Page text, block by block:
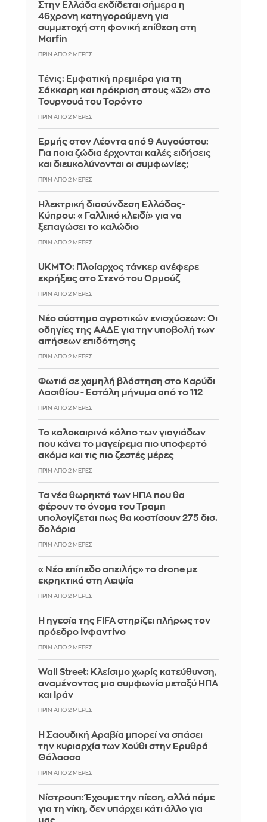
Στην Ελλάδα εκδίδεται σήμερα η
46χρονη κατηγορούμενη για
συμμετοχή στη φονική επίθεση στη
Marfin
ΠΡΙΝ ΑΠΌ 2 ΜΈΡΕΣ
Tένις: Εμφατική πρεμιέρα για τη
Σάκκαρη και πρόκριση στους «32» στο
Τουρνουά του Τορόντο
ΠΡΙΝ ΑΠΌ 2 ΜΈΡΕΣ
Ερμής στον Λέοντα από 9 Αυγούστου:
Για ποια ζώδια έρχονται καλές ειδήσεις
και διευκολύνονται οι συμφωνίες;
ΠΡΙΝ ΑΠΌ 2 ΜΈΡΕΣ
Ηλεκτρική διασύνδεση Ελλάδας-
Κύπρου: «Γαλλικό κλειδί» για να
ξεπαγώσει το καλώδιο
ΠΡΙΝ ΑΠΌ 2 ΜΈΡΕΣ
UKMTO: Πλοίαρχος τάνκερ ανέφερε
εκρήξεις στο Στενό του Ορμούζ
ΠΡΙΝ ΑΠΌ 2 ΜΈΡΕΣ
Νέο σύστημα αγροτικών ενισχύσεων: Οι
οδηγίες της ΑΑΔΕ για την υποβολή των
αιτήσεων επιδότησης
ΠΡΙΝ ΑΠΌ 2 ΜΈΡΕΣ
Φωτιά σε χαμηλή βλάστηση στο Καρύδι
Λασιθίου - Εστάλη μήνυμα από το 112
ΠΡΙΝ ΑΠΌ 2 ΜΈΡΕΣ
Το καλοκαιρινό κόλπο των γιαγιάδων
που κάνει το μαγείρεμα πιο υποφερτό
ακόμα και τις πιο ζεστές μέρες
ΠΡΙΝ ΑΠΌ 2 ΜΈΡΕΣ
Τα νέα θωρηκτά των ΗΠΑ που θα
φέρουν το όνομα του Τραμπ
υπολογίζεται πως θα κοστίσουν 275 δισ.
δολάρια
ΠΡΙΝ ΑΠΌ 2 ΜΈΡΕΣ
«Νέο επίπεδο απειλής» το drone με
εκρηκτικά στη Λειψία
ΠΡΙΝ ΑΠΌ 2 ΜΈΡΕΣ
Η ηγεσία της FIFA στηρίζει πλήρως τον
πρόεδρο Ινφαντίνο
ΠΡΙΝ ΑΠΌ 2 ΜΈΡΕΣ
Wall Street: Κλείσιμο χωρίς κατεύθυνση,
αναμένοντας μια συμφωνία μεταξύ ΗΠΑ
και Ιράν
ΠΡΙΝ ΑΠΌ 2 ΜΈΡΕΣ
Η Σαουδική Αραβία μπορεί να σπάσει
την κυριαρχία των Χούθι στην Ερυθρά
Θάλασσα
ΠΡΙΝ ΑΠΌ 2 ΜΈΡΕΣ
Νίστρουπ: Έχουμε την πίεση, αλλά πάμε
για τη νίκη, δεν υπάρχει κάτι άλλο για